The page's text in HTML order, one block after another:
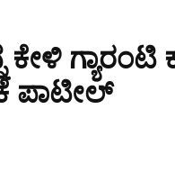
ಗ್ಯಾರಂಟಿ
ಪಾಟೀಲ್